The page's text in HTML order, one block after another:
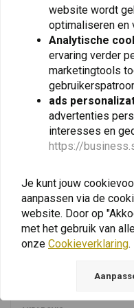
CRF 1000 LD ABS
Africa Twin DCT
CRF 1000 LD ABS
Africa Twin DCT
HONDA
CRF 1000 LD ABS
Africa Twin DCT
CRF 1000 LD ABS
Africa Twin
DCT
HONDA
CRF 1000 LD ABS
Africa Twin DCT
CRF 1000 LD ABS
Africa Twin
Schematische nieuwe
CRF1000L Africa
Twin/CRF1000L2 Africa
Twin Adventure Sports |
Donkere Tint
€206,15
website wordt
optimaliseren en
Analytische
ervaring verder
marketingtools
ads
advertenties
interesses en
https://
Je kunt jouw
aanpassen via de
website. Door op
met het gebruik van
onze Cookieverklaring.